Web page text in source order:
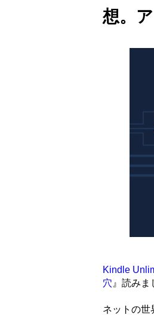
想。
Kindle
穴 』読みま
ネットの世